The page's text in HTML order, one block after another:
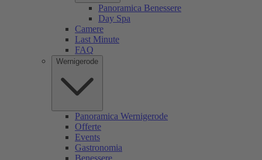
Panoramica Benessere
Day Spa
Camere
Last Minute
FAQ
Wernigerode
Panoramica Wernigerode
Offerte
Events
Gastronomia
Benessere